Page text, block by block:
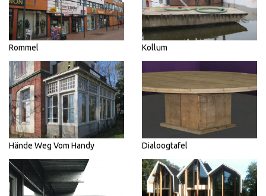
Rommel Kollum
Hände Weg Vom Handy Dialoogtafel